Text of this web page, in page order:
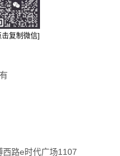
击复制微信]
路e时代广场1107